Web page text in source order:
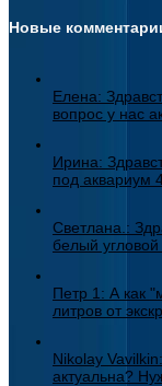
Новые
Елена:
вопрос у нас
Ирина:
под аквариум
Светлана.:
белый угловой
Петр 1: А как
литров от
Nikolay
актуальна?